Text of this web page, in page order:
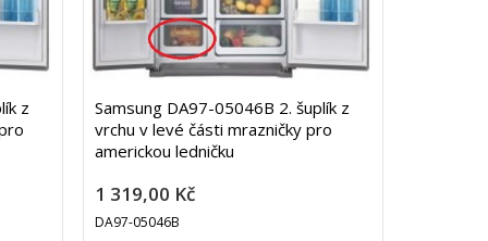
z
Samsung DA97-05046B 2. šuplík z
vrchu v levé části mrazničky pro
americkou ledničku
1 319,00 Kč
DA97-05046B